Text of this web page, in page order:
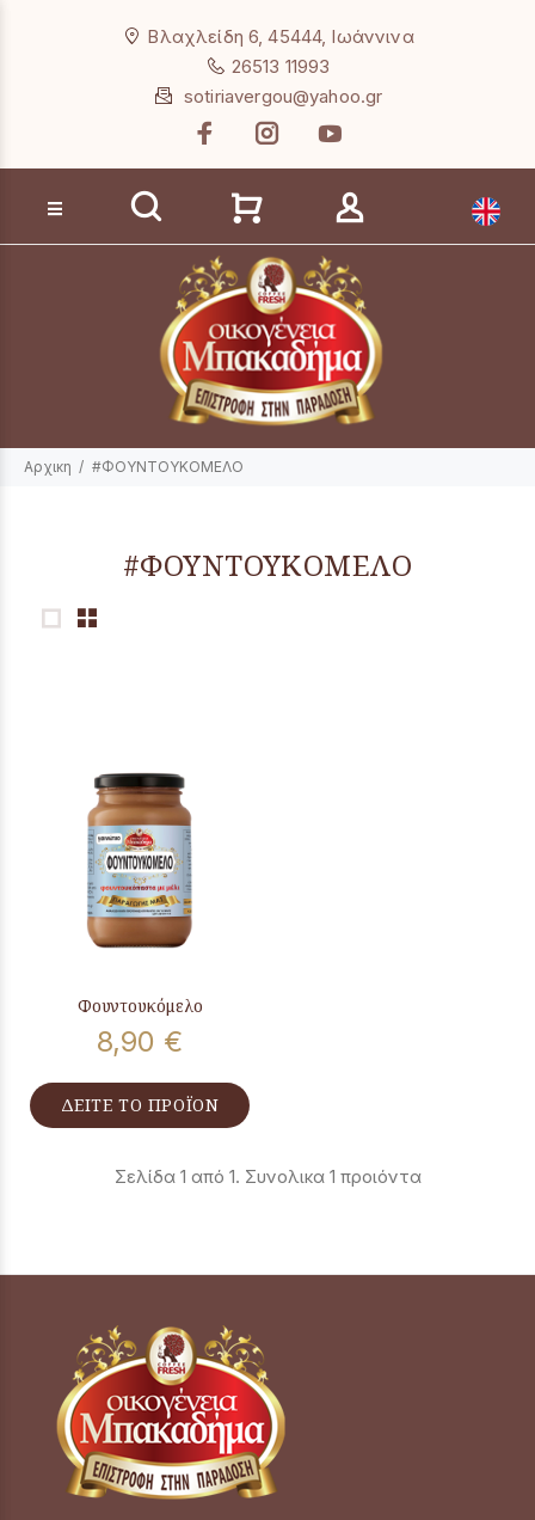
Βλαχλείδη 6, 45444, Ιωάννινα
26513 11993
sotiriavergou@yahoo.gr
Αναζήτηση προϊόντων
Αρχικη #ΦΟΥΝΤΟΥΚΟΜΕΛΟ
#ΦΟΥΝΤΟΥΚΟΜΕΛΟ
Φουντουκόμελο
8,90 €
ΔΕΙΤΕ ΤΟ ΠΡΟΪΟΝ
Σελίδα 1 από 1. Συνολικα 1 προιόντα